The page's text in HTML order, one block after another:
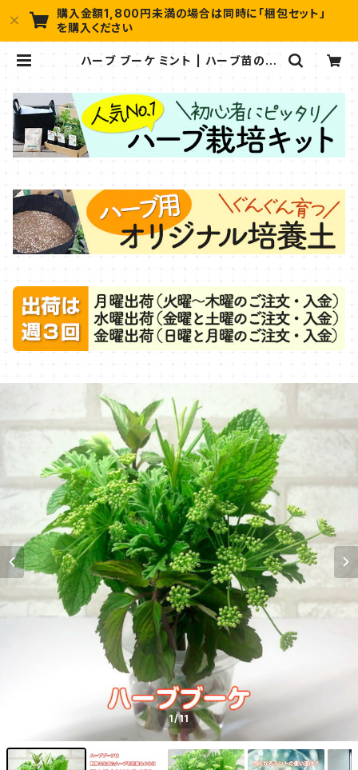
購入金額1,800円未満の場合は同時に「梱包セット」
を購入ください
ハーブ ブーケ ミント | ハーブ苗のポ
1/11